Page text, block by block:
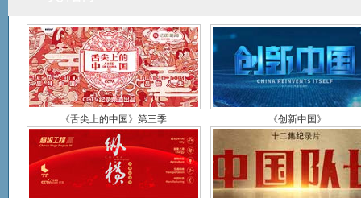
《舌尖上的中国》第三季 《创新中国》